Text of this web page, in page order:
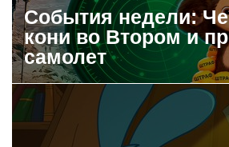
События недели:
кони во Втором и
самолет